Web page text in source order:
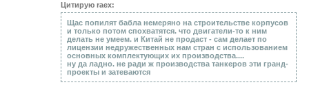
Цитирую raex:
Щас попилят бабла немеряно на строительстве корпусов
и только потом спохватятся. что двигатели-то к ним
делать не умеем. и Китай не продаст - сам делает по
лицензии недружественных нам стран с использованием
основных комплектующих их производства....
ну да ладно. не ради ж производства танкеров эти гранд-
проекты и затеваются